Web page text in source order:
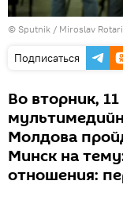
© Sputnik / Miroslav Rotari
Подписаться
Во вторник,
Молдова
Минск на
отношения: